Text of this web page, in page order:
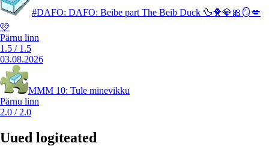
#DAFO: DAFO: Beibe part The Beib Duck 🦆🐥💎🎀🪞💋
🩷
Pärnu linn
1.5 / 1.5
03.08.2026
MMM 10: Tule minevikku
Pärnu linn
2.0 / 2.0
Uued logiteated